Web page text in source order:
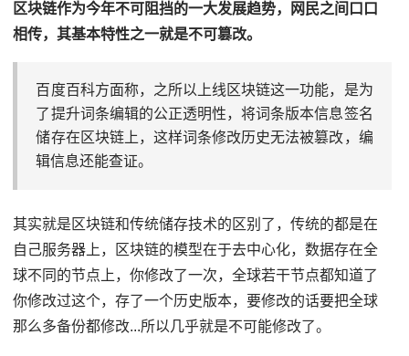
区块链作为今年不可阻挡的一大发展趋势，网民之间口口
相传，其基本特性之一就是不可篡改。
百度百科方面称，之所以上线区块链这一功能，是为
了提升词条编辑的公正透明性，将词条版本信息签名
储存在区块链上，这样词条修改历史无法被篡改，编
辑信息还能查证。
其实就是区块链和传统储存技术的区别了，传统的都是在
自己服务器上，区块链的模型在于去中心化，数据存在全
球不同的节点上，你修改了一次，全球若干节点都知道了
你修改过这个，存了一个历史版本，要修改的话要把全球
那么多备份都修改...所以几乎就是不可能修改了。